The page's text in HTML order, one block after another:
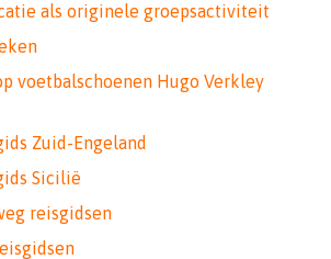
als originele groepsactiviteit
voetbalschoenen Hugo Verkley
Zuid-Engeland
Sicilië
reisgidsen